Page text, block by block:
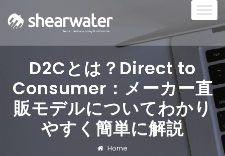
D2Cとは？Direct to
Consumer：メーカー直
販モデルについてわかり
やすく簡単に解説
Home